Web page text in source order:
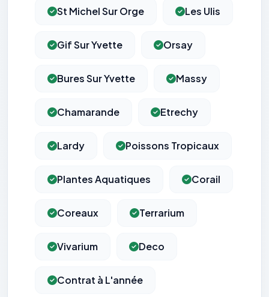
St Michel Sur Orge Les Ulis
Gif Sur Yvette Orsay
Bures Sur Yvette Massy
Chamarande Etrechy
Lardy Poissons Tropicaux
Plantes Aquatiques Corail
Coreaux Terrarium
Vivarium Deco
Contrat à L'année